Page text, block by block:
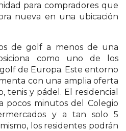
para compradores que
nueva en una ubicación
de golf a menos de una
como uno de los
de Europa. Este entorno
con una amplia oferta
tenis y pádel. El residencial
pocos minutos del Colegio
y a tan solo 5
los residentes podrán